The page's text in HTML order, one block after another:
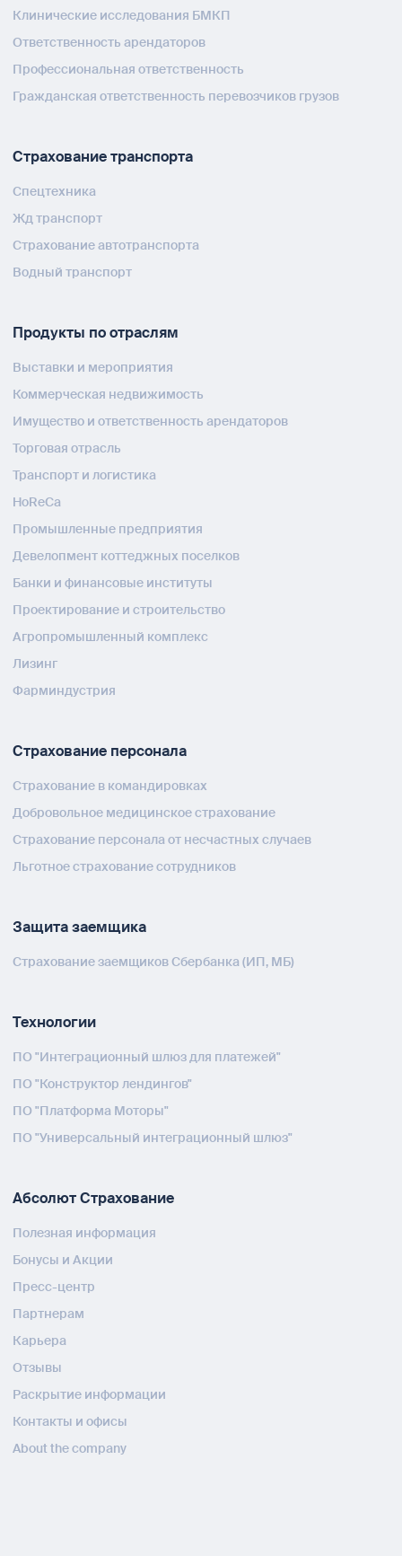
Клинические исследования БМКП
Ответственность арендаторов
Профессиональная ответственность
Гражданская ответственность перевозчиков грузов
Страхование транспорта
Спецтехника
Жд транспорт
Страхование автотранспорта
Водный транспорт
Продукты по отраслям
Выставки и мероприятия
Коммерческая недвижимость
Имущество и ответственность арендаторов
Торговая отрасль
Транспорт и логистика
HoReCa
Промышленные предприятия
Девелопмент коттеджных поселков
Банки и финансовые институты
Проектирование и строительство
Агропромышленный комплекс
Лизинг
Фарминдустрия
Страхование персонала
Страхование в командировках
Добровольное медицинское страхование
Страхование персонала от несчастных случаев
Льготное страхование сотрудников
Защита заемщика
Страхование заемщиков Сбербанка (ИП, МБ)
Технологии
ПО "Интеграционный шлюз для платежей"
ПО "Конструктор лендингов"
ПО "Платформа Моторы"
ПО "Универсальный интеграционный шлюз"
Абсолют Страхование
Полезная информация
Бонусы и Акции
Пресс-центр
Партнерам
Карьера
Отзывы
Раскрытие информации
Контакты и офисы
About the company